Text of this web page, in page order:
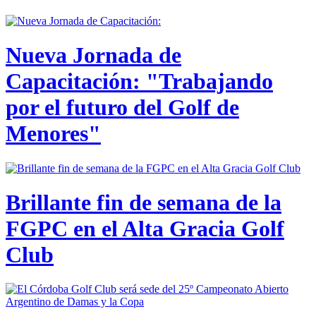
Nueva Jornada de
Capacitación: "Trabajando
por el futuro del Golf de
Menores"
Brillante fin de semana de la
FGPC en el Alta Gracia Golf
Club